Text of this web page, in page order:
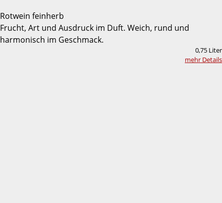
Rotwein feinherb
Frucht, Art und Ausdruck im Duft. Weich, rund und
harmonisch im Geschmack.
0,75 Liter
mehr Details